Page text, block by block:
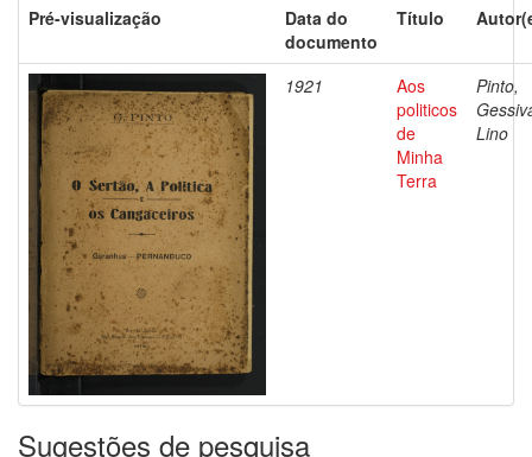
Pré-visualização
Data do
documento
Título
1921
Aos
politicos
de
Minha
Terra
Pinto,
Lino
Sugestões de pesquisa